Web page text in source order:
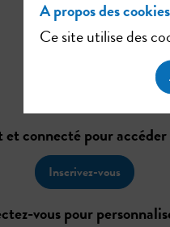
et connecté pour
Inscrivez-vous
vous pour
A propos des
Ce site utilise des